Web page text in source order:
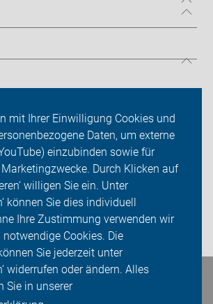
mit Ihrer Einwilligung Cookies und
Daten, um externe
einzubinden sowie für
Durch Klicken auf
willigen Sie ein. Unter
können Sie dies individuell
Ihre Zustimmung verwenden wir
Cookies. Die
Sie jederzeit unter
widerrufen oder ändern. Alles
Sie in unserer